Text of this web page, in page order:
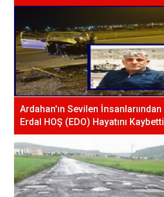
Ardahan'ın Sevilen İnsanlarıından
Erdal HOŞ (EDO) Hayatını Kaybetti